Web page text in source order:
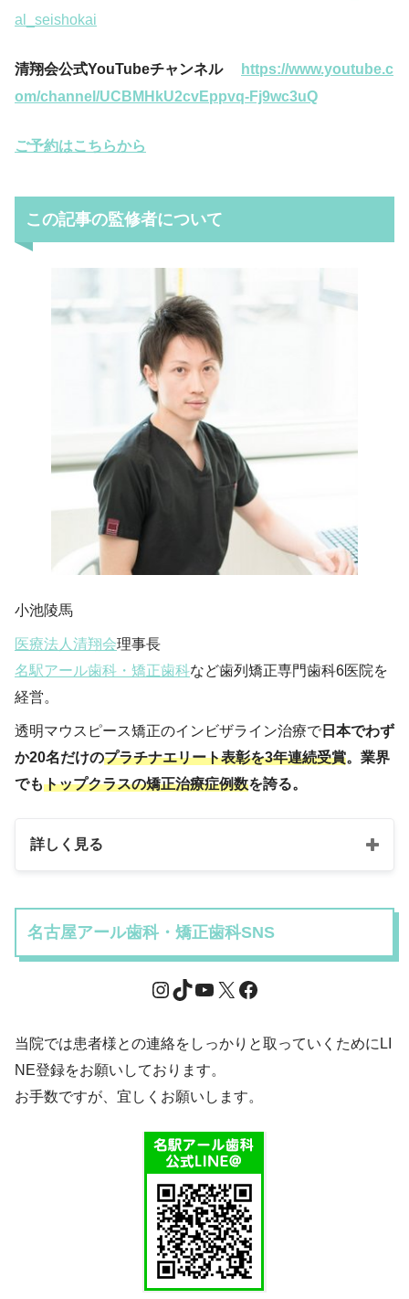
al_seishokai
清翔会公式YouTubeチャンネル
https://www.youtube.c
om/channel/UCBMHkU2cvEppvq-Fj9wc3uQ
ご予約はこちらから
この記事の監修者について
小池陵馬
医療法人清翔会理事長
名駅アール歯科・矯正歯科など歯列矯正専門歯科6医院を
経営。
透明マウスピース矯正のインビザライン治療で 日本でわず
か20名だけのプラチナエリート表彰を3年連続受賞。業界
でもトップクラスの矯正治療症例数を誇る。
詳しく見る
名古屋アール歯科・矯正歯科SNS
当院では患者様との連絡をしっかりと取っていくためにLI
NE登録をお願いしております。
お手数ですが、宜しくお願いします。